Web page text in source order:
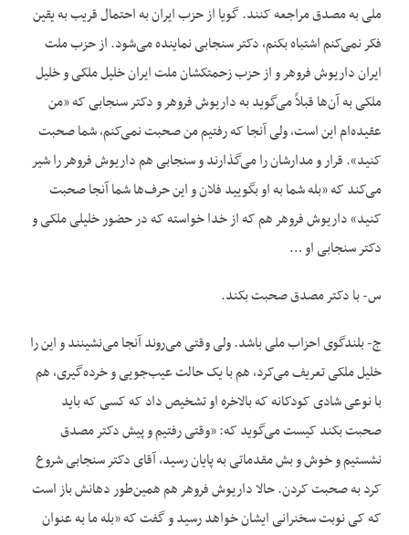
ملی به مصدق مراجعه کنند. گویا از حزب ایران به احتمال قریب به یقین
فکر نمی‌‌کنم اشتباه بکنم، دکتر سنجابی نماینده می‌شود. از حزب ملت
ایران داریوش فروهر و از حزب زحمتکشان ملت ایران خلیل ملکی و خلیل
ملکی به آن‌ها قبلاً می‌گوید به داریوش فروهر و دکتر سنجابی که «من
عقیده‌ام این است، ولی آنجا که رفتیم من صحبت نمی‌‌کنم، شما صحبت
کنید». قرار و مدارشان را می‌گذارند و سنجابی هم داریوش فروهر را شیر
می‌کند که «بله شما به او بگویید فلان و این حرف‌ها شما آنجا صحبت
کنید» داریوش فروهر هم که از خدا خواسته که در حضور خلیلی ملکی و
دکتر سنجابی او …
س- با دکتر مصدق صحبت بکند.
ج- بلندگوی احزاب ملی باشد. ولی وقتی می‌روند آنجا می‌نشینند و این را
خلیل ملکی تعریف می‌کرد، هم با یک حالت عیب‌جویی و خرده‌گیری، هم
با نوعی شادی کودکانه که بالاخره او تشخیص داد که کسی که باید
صحبت بکند کیست می‌گوید که: «وقتی رفتیم و پیش دکتر مصدق
نشستیم و خوش و بش مقدماتی به پایان رسید، آقای دکتر سنجابی شروع
کرد به صحبت کردن. حالا داریوش فروهر هم همین‌طور دهانش باز است
که کی نوبت سخنرانی ایشان خواهد رسید و گفت که «بله ما به عنوان